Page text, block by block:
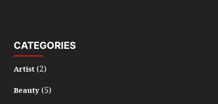
CATEGORIES
Artist(2)
Beauty(5)